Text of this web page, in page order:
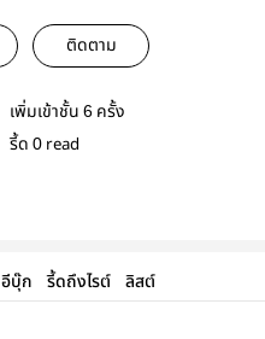
ติดตาม
เพิ่มเข้าชั้น 6 ครั้ง
รี้ด 0 read
อีบุ๊ก รี้ดถึงไรต์ ลิสต์